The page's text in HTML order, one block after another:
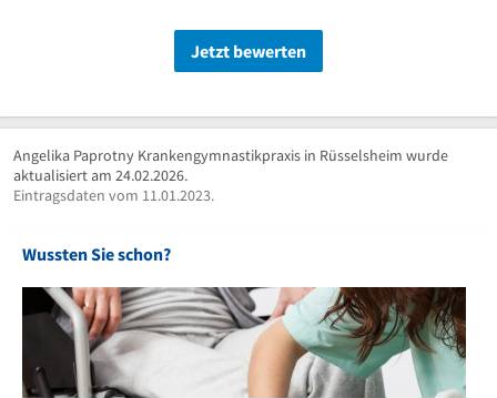
Jetzt bewerten
Angelika Paprotny Krankengymnastikpraxis in Rüsselsheim wurde
aktualisiert am 24.02.2026.
Eintragsdaten vom 11.01.2023.
Wussten Sie schon?